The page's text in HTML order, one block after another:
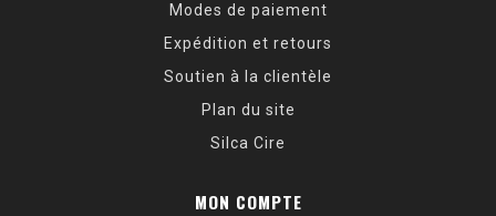
Modes de paiement
Expédition et retours
Soutien à la clientèle
Plan du site
Silca Cire
MON COMPTE